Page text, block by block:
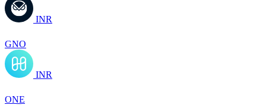
INR
GNO
INR
ONE